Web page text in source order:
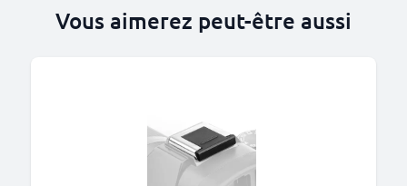
Vous aimerez peut-être aussi